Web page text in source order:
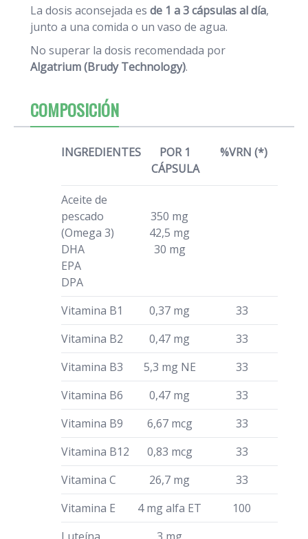
La dosis aconsejada es de 1 a 3 cápsulas al día,
junto a una comida o un vaso de agua.
No superar la dosis recomendada por
Algatrium (Brudy Technology).
COMPOSICIÓN
INGREDIENTES
POR 1
CÁPSULA
%VRN (*)
Aceite de
pescado
(Omega 3)
DHA
EPA
DPA
350 mg
42,5 mg
30 mg
Vitamina B1 0,37 mg
33
Vitamina B2
0,47 mg
33
Vitamina B3
5,3 mg NE
33
Vitamina B6
0,47 mg
33
Vitamina B9
6,67 mcg
33
Vitamina B12
0,83 mcg
33
Vitamina C
26,7 mg
33
Vitamina E
4 mg alfa ET
100